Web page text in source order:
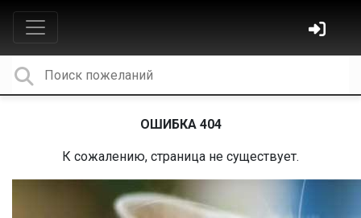
ОШИБКА 404
К сожалению, страница не существует.